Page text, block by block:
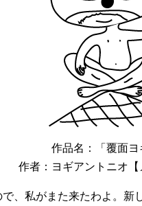
作品名：「覆面ヨ
作者：ヨギアントニオ【
、私がまた来たわよ。新